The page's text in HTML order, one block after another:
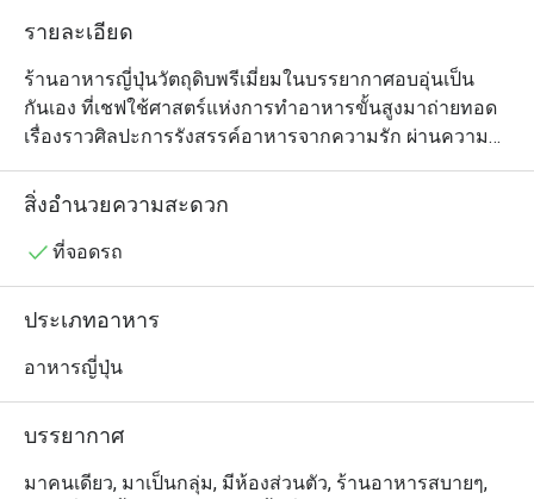
รายละเอียด
ร้านอาหารญี่ปุ่นวัตถุดิบพรีเมี่ยมในบรรยากาศอบอุ่นเป็น
กันเอง ที่เชฟใช้ศาสตร์แห่งการทำอาหารขั้นสูงมาถ่ายทอด
เรื่องราวศิลปะการรังสรรค์อาหารจากความรัก ผ่านความ
สวยงามออกมาเป็นรสชาติแห่งความอร่อยที่ลงตัว
สิ่งอำนวยความสะดวก
ที่จอดรถ
ประเภทอาหาร
อาหารญี่ปุ่น
บรรยากาศ
มาคนเดียว, มาเป็นกลุ่ม, มีห้องส่วนตัว, ร้านอาหารสบายๆ,